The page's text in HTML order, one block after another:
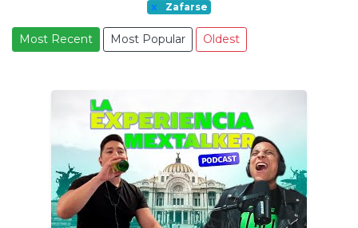
x Zafarse
Most Recent Most Popular Oldest